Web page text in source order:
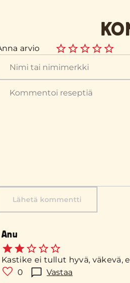
arvio
Lähetä kommentti
Anu
Kastike ei tullut hyvä, väkevä,
0
Vastaa